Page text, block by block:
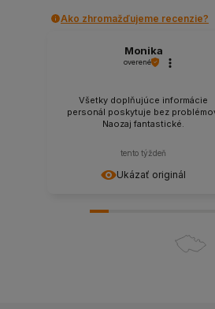
Ako zhromažďujeme recenzie?
Ukázať originál
Monika
overené
Všetky doplňujúce informácie
personál poskytuje bez
Naozaj fantastické.
tento týždeň